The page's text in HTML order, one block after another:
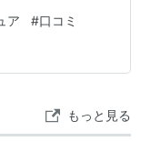
このフィギュア
イン」のフリル
髪の造形が、爽
パーツで作られ
ア #口コミ
もっと見る